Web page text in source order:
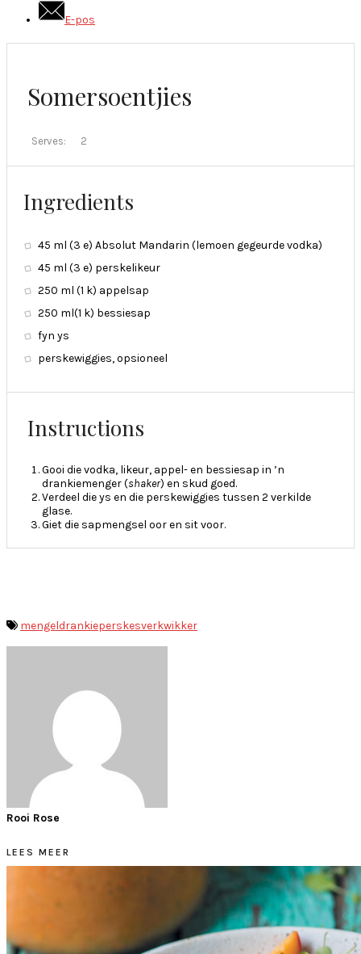
E-pos
Somersoentjies
Serves: 2
Ingredients
45 ml (3 e) Absolut Mandarin (lemoen gegeurde vodka)
45 ml (3 e) perskelikeur
250 ml (1 k) appelsap
250 ml(1 k) bessiesap
fyn ys
perskewiggies, opsioneel
Instructions
Gooi die vodka, likeur, appel- en bessiesap in ’n
drankiemenger (shaker) en skud goed.
Verdeel die ys en die perskewiggies tussen 2 verkilde
glase.
Giet die sapmengsel oor en sit voor.
mengeldrankieperskesverkwikker
Rooi Rose
LEES MEER